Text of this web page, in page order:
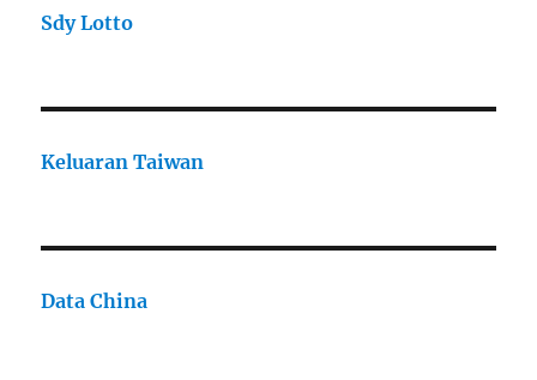
Sdy Lotto
Keluaran Taiwan
Data China